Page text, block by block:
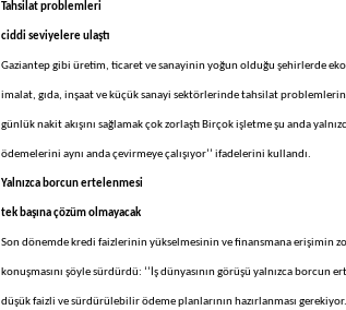
Tahsilat problemleri
ciddi seviyelere ulaştı
Gaziantep gibi üretim, ticaret ve sanayinin yoğun olduğu şehirlerde
imalat, gıda, inşaat ve küçük sanayi sektörlerinde tahsilat
günlük nakit akışını sağlamak çok zorlaştı Birçok işletme şu anda
ödemelerini aynı anda çevirmeye çalışıyor’’ ifadelerini kullandı.
Yalnızca borcun ertelenmesi
tek başına çözüm olmayacak
Son dönemde kredi faizlerinin yükselmesinin ve finansmana erişimin
konuşmasını şöyle sürdürdü: ‘’İş dünyasının görüşü yalnızca
düşük faizli ve sürdürülebilir ödeme planlarının hazırlanması